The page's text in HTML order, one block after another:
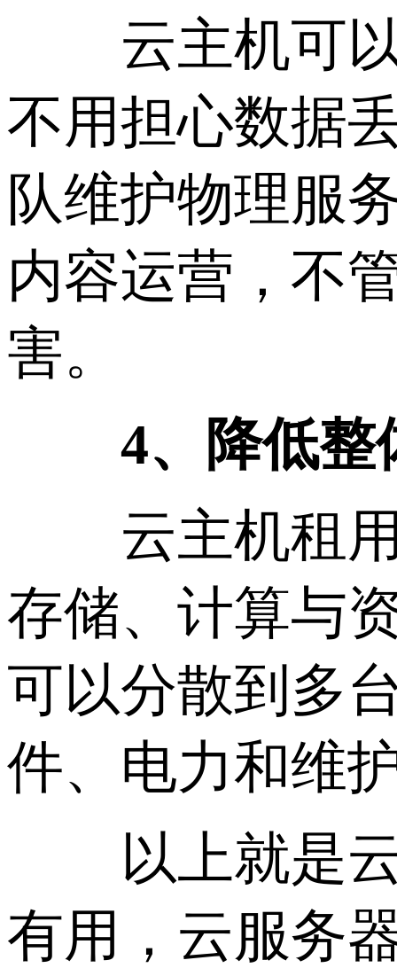
云主机可以
不用担心数据
队维护物理服
内容运营，不
害。
4、降低
云主机租用
存储、计算与
可以分散到多
件、电力和维
以上就是云
有用，云服务